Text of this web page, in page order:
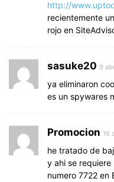
http://
recientemente
rojo en
sasuke20 9
ya eliminaron
es un spywares
Promocion 16
he tratado de
y ahi se
numero 7722 en